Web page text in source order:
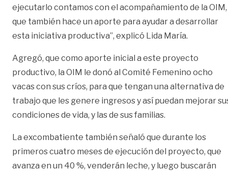
ejecutarlo contamos con el acompañamiento de la OIM,
que también hace un aporte para ayudar a desarrollar
esta iniciativa productiva”, explicó Lida María.
Agregó, que como aporte inicial a este proyecto
productivo, la OIM le donó al Comité Femenino ocho
vacas con sus críos, para que tengan una alternativa de
trabajo que les genere ingresos y así puedan mejorar
condiciones de vida, y las de sus familias.
La excombatiente también señaló que durante los
primeros cuatro meses de ejecución del proyecto, que
avanza en un 40 %, venderán leche, y luego buscarán